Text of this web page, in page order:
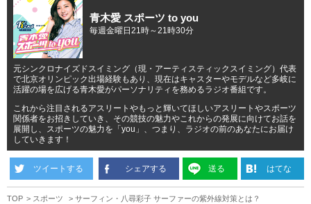
青木愛 スポーツ to you
毎週金曜日21時～21時30分
元シンクロナイズドスイミング（現・アーティスティックスイミング）代表
で北京オリンピック出場経験もあり、現在はキャスターやモデルなど多岐に
活躍の場を広げる青木愛がパーソナリティを務めるラジオ番組です。
これから注目されるアスリートやもっと輝いてほしいアスリートやスポーツ
関係者をお招きしていき、その競技の魅力やこれからの発展に向けてお話を
展開し、スポーツの魅力を「you」、つまり、ラジオの前のあなたにお届け
していきます！
ツイートする シェアする 送る はてな
TOP スポーツ サーフィン・八尋彩子 サーファーの紫外線対策とは？